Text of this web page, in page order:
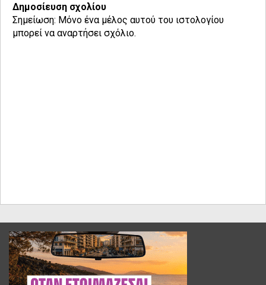
Δημοσίευση σχολίου
Σημείωση: Μόνο ένα μέλος αυτού του ιστολογίου
μπορεί να αναρτήσει σχόλιο.